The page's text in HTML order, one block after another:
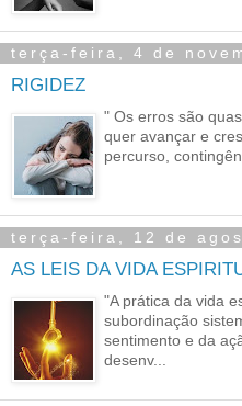
terça-feira, 4 de
RIGIDEZ
" Os erros são
quer avançar e
percurso,
terça-feira, 12 de
AS LEIS DA VIDA
"A prática da vida
subordinação
sentimento e da
desenv...